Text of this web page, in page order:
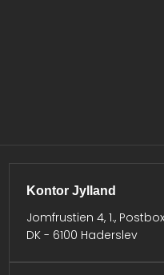
Kontor Jylland
Jomfrustien 4, 1., Postbox
DK - 6100 Haderslev​